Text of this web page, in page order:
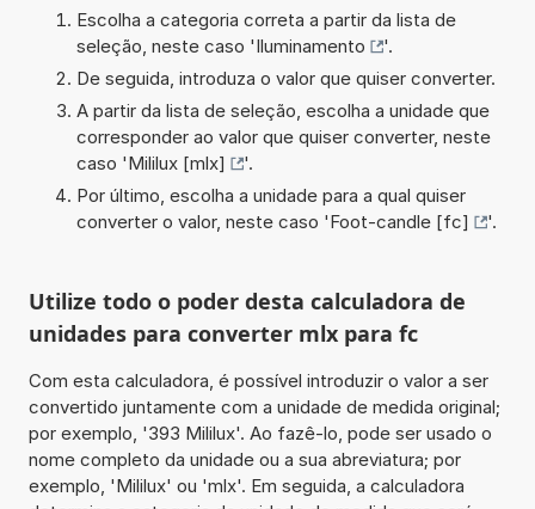
Escolha a categoria correta a partir da lista de
seleção, neste caso 'Iluminamento
'.
De seguida, introduza o valor que quiser converter.
A partir da lista de seleção, escolha a unidade que
corresponder ao valor que quiser converter, neste
caso 'Mililux [mlx]
'.
Por último, escolha a unidade para a qual quiser
converter o valor, neste caso 'Foot-candle [fc] '.
Utilize todo o poder desta calculadora de
unidades para converter mlx para fc
Com esta calculadora, é possível introduzir o valor a ser
convertido juntamente com a unidade de medida original;
por exemplo, '393 Mililux'. Ao fazê-lo, pode ser usado o
nome completo da unidade ou a sua abreviatura; por
exemplo, 'Mililux' ou 'mlx'. Em seguida, a calculadora